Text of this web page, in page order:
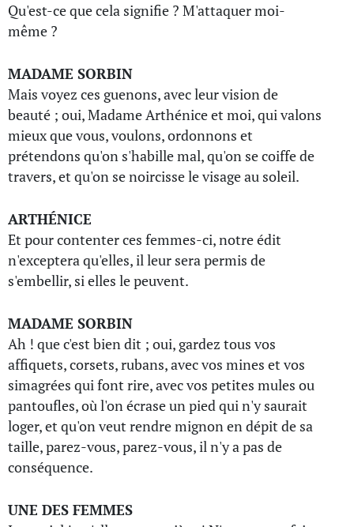
Qu'est-ce que cela signifie ? M'attaquer moi-
même ?
MADAME SORBIN
Mais voyez ces guenons, avec leur vision de
beauté ; oui, Madame Arthénice et moi, qui valons
mieux que vous, voulons, ordonnons et
prétendons qu'on s'habille mal, qu'on se coiffe de
travers, et qu'on se noircisse le visage au soleil.
ARTHÉNICE
Et pour contenter ces femmes-ci, notre édit
n'exceptera qu'elles, il leur sera permis de
s'embellir, si elles le peuvent.
MADAME SORBIN
Ah ! que c'est bien dit ; oui, gardez tous vos
affiquets, corsets, rubans, avec vos mines et vos
simagrées qui font rire, avec vos petites mules ou
pantoufles, où l'on écrase un pied qui n'y saurait
loger, et qu'on veut rendre mignon en dépit de sa
taille, parez-vous, parez-vous, il n'y a pas de
conséquence.
UNE DES FEMMES